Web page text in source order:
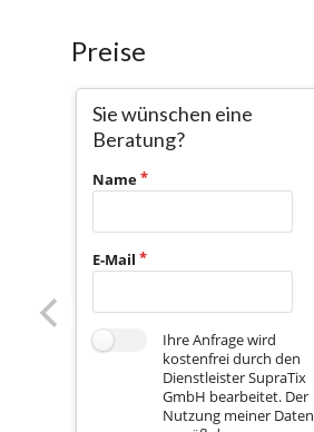
Preise
Sie wünschen eine
Beratung?
Name
E-Mail
Ihre Anfrage wird
kostenfrei durch den
Dienstleister SupraTix
GmbH bearbeitet. Der
Nutzung meiner Daten